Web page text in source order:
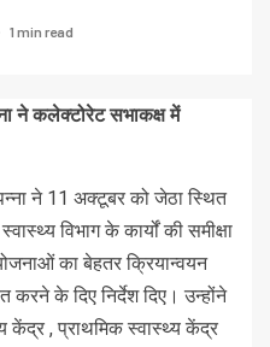
1 min read
ने कलेक्टोरेट सभाकक्ष में
ने 11 अक्टूबर को जेठा स्थित
विभाग के कार्यों की समीक्षा
का बेहतर क्रियान्वयन
के दिए निर्देश दिए। उन्होंने
केंद्र , प्राथमिक स्वास्थ्य केंद्र